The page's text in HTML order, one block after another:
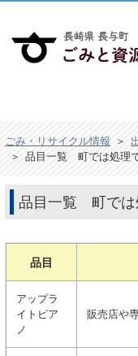
ごみ・リサイクル情報 ＞
＞ 品目一覧 町では処理
品目一覧 町では
品目
アップラ
イトピア
ノ
販売店や